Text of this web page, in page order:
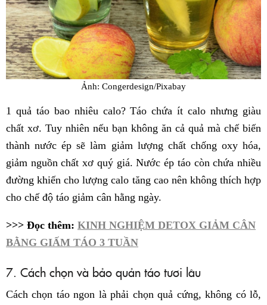
Ảnh: Congerdesign/Pixabay
1 quả táo bao nhiêu calo? Táo chứa ít calo nhưng giàu
chất xơ. Tuy nhiên nếu bạn không ăn cả quả mà chế biến
thành nước ép sẽ làm giảm lượng chất chống oxy hóa,
giảm nguồn chất xơ quý giá. Nước ép táo còn chứa nhiều
đường khiến cho lượng calo tăng cao nên không thích hợp
cho chế độ táo giảm cân hằng ngày.
>>> Đọc thêm: KINH NGHIỆM DETOX GIẢM CÂN
BẰNG GIẤM TÁO 3 TUẦN
7. Cách chọn và bảo quản táo tươi lâu
Cách chọn táo ngon là phải chọn quả cứng, không có lỗ,